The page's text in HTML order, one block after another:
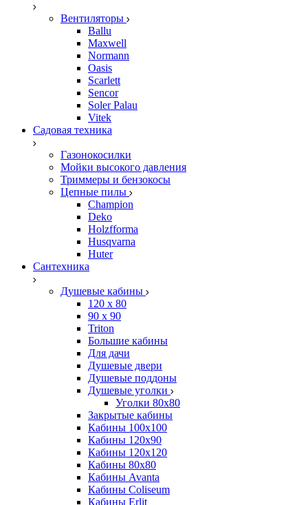
Вентиляторы
Ballu
Maxwell
Normann
Oasis
Scarlett
Sencor
Soler Palau
Vitek
Садовая техника
Газонокосилки
Мойки высокого давления
Триммеры и бензокосы
Цепные пилы
Champion
Deko
Holzfforma
Husqvarna
Huter
Сантехника
Душевые кабины
120 x 80
90 х 90
Triton
Большие кабины
Для дачи
Душевые двери
Душевые поддоны
Душевые уголки
Уголки 80х80
Закрытые кабины
Кабины 100x100
Кабины 120x90
Кабины 120х120
Кабины 80х80
Кабины Avanta
Кабины Coliseum
Кабины Erlit